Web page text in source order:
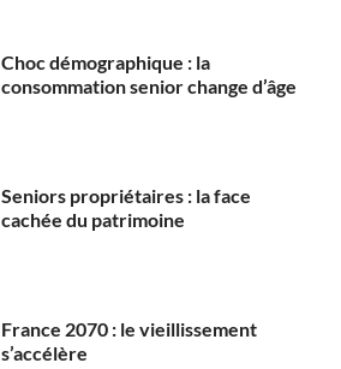
Choc démographique : la
consommation senior change d’âge
Seniors propriétaires : la face
cachée du patrimoine
France 2070 : le vieillissement
s’accélère